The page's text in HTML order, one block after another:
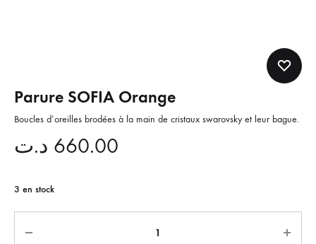
Parure SOFIA Orange
Boucles d’oreilles brodées à la main de cristaux swarovsky et leur bague.
660.00 د.ت
3 en stock